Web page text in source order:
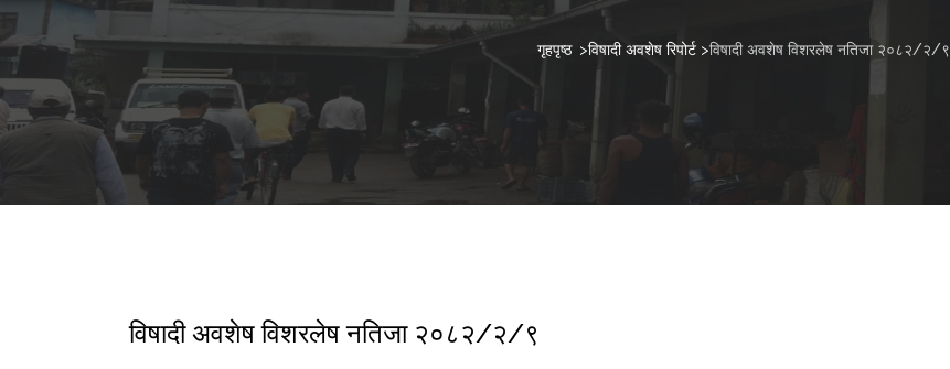
गृहपृष्ठ >विषादी अवशेष रिपोर्ट>विषादी अवशेष विशरलेष नतिजा २०८२/२/९
विषादी अवशेष विशरलेष नतिजा २०८२/२/९